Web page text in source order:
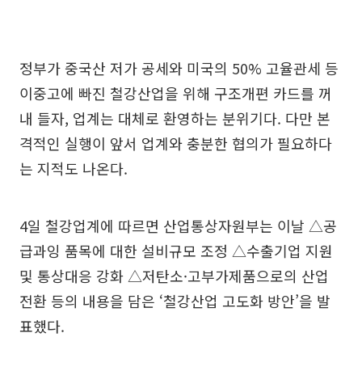
정부가 중국산 저가 공세와 미국의 50% 고율관세 등
이중고에 빠진 철강산업을 위해 구조개편 카드를 꺼
내 들자, 업계는 대체로 환영하는 분위기다. 다만 본
격적인 실행이 앞서 업계와 충분한 협의가 필요하다
는 지적도 나온다.
4일 철강업계에 따르면 산업통상자원부는 이날 △공
급과잉 품목에 대한 설비규모 조정 △수출기업 지원
및 통상대응 강화 △저탄소·고부가제품으로의 산업
전환 등의 내용을 담은 ‘철강산업 고도화 방안’을 발
표했다.